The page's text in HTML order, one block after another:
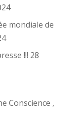
mondiale de
!!! 28
Conscience ,